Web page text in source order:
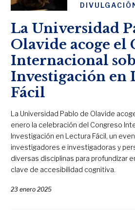
La Universidad
Olavide acoge el
Internacional
Investigación en
Fácil
La Universidad Pablo de Olavide
enero la celebración del Congreso
Investigación en Lectura Fácil, un
investigadores e investigadoras y
diversas disciplinas para profundizar
clave de accesibilidad cognitiva.
23 enero 2025